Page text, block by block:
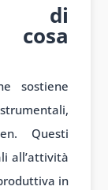
di
sostiene
Questi
all’attività
in